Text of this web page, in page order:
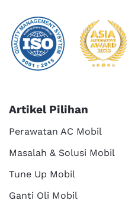
Artikel Pilihan
Perawatan AC Mobil
Masalah & Solusi Mobil
Tune Up Mobil
Ganti Oli Mobil